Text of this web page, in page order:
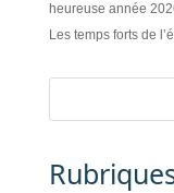
heureuse année
Les temps forts de